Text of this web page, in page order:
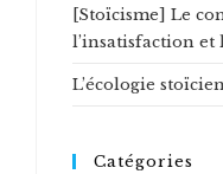
[Stoïcisme] Le
l’insatisfaction
L’écologie
Catégories